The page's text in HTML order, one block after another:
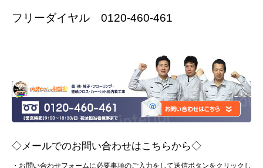
フリーダイヤル 0120-460-461
◇メールでのお問い合わせはこちらから◇
・お問い合わせフォームに必要事項のご入力をして送信ボタンをクリックし